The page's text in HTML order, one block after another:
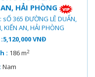
HẢI PHÒNG
sỐ 365 ĐƯỜNG LÊ DUẨN,
KIẾN AN, HẢI PHÒNG
VNĐ
: 186 m2
Nam